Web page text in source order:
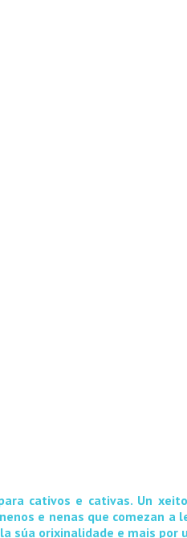
cativos e cativas. Un
e nenas que comezan
súa orixinalidade e mais por